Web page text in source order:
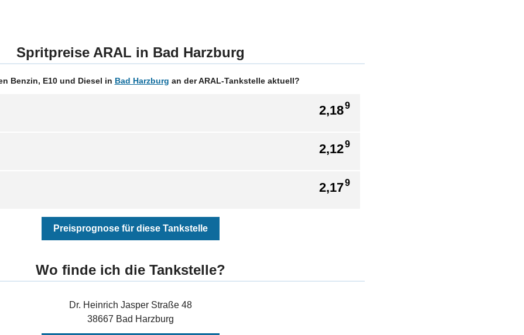
Spritpreise ARAL in Bad Harzburg
Benzin, E10 und Diesel in Bad Harzburg an der ARAL-Tankstelle aktuell?
2,189
2,129
2,179
Preisprognose für diese Tankstelle
Wo finde ich die Tankstelle?
Dr. Heinrich Jasper Straße 48
38667 Bad Harzburg